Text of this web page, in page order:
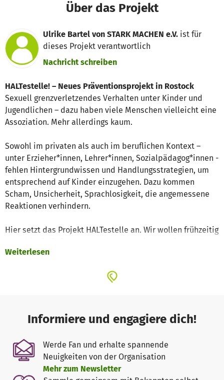
Über das Projekt
Ulrike Bartel von STARK MACHEN e.V. ist für
dieses Projekt verantwortlich
Nachricht schreiben
HALTestelle! – Neues Präventionsprojekt in Rostock
Sexuell grenzverletzendes Verhalten unter Kinder und
Jugendlichen – dazu haben viele Menschen vielleicht eine
Assoziation. Mehr allerdings kaum.
Sowohl im privaten als auch im beruflichen Kontext –
unter Erzieher*innen, Lehrer*innen, Sozialpädagog*innen -
fehlen Hintergrundwissen und Handlungsstrategien, um
entsprechend auf Kinder einzugehen. Dazu kommen
Scham, Unsicherheit, Sprachlosigkeit, die angemessene
Reaktionen verhindern.
Hier setzt das Projekt HALTestelle an. Wir wollen frühzeitig
und 13 Jahren zu einem gewaltfreien Verhalten und einer
Darüber hinaus wollen wir Institutionen und Fachkräfte
sollen in der Unterstützung einer Verhaltensänderung
ihrer Kinder gestärkt werden, nicht zuletzt durch die
Wahrnehmung einer eigenen Verantwortung in den dafür
nötigen Prozessen.
Ein Ausagieren sexuell aggressiver Impulse ist häufig die
Weiterlesen
Informiere und engagiere dich!
Werde Fan und erhalte spannende
Neuigkeiten von der Organisation
Mehr zum Newsletter